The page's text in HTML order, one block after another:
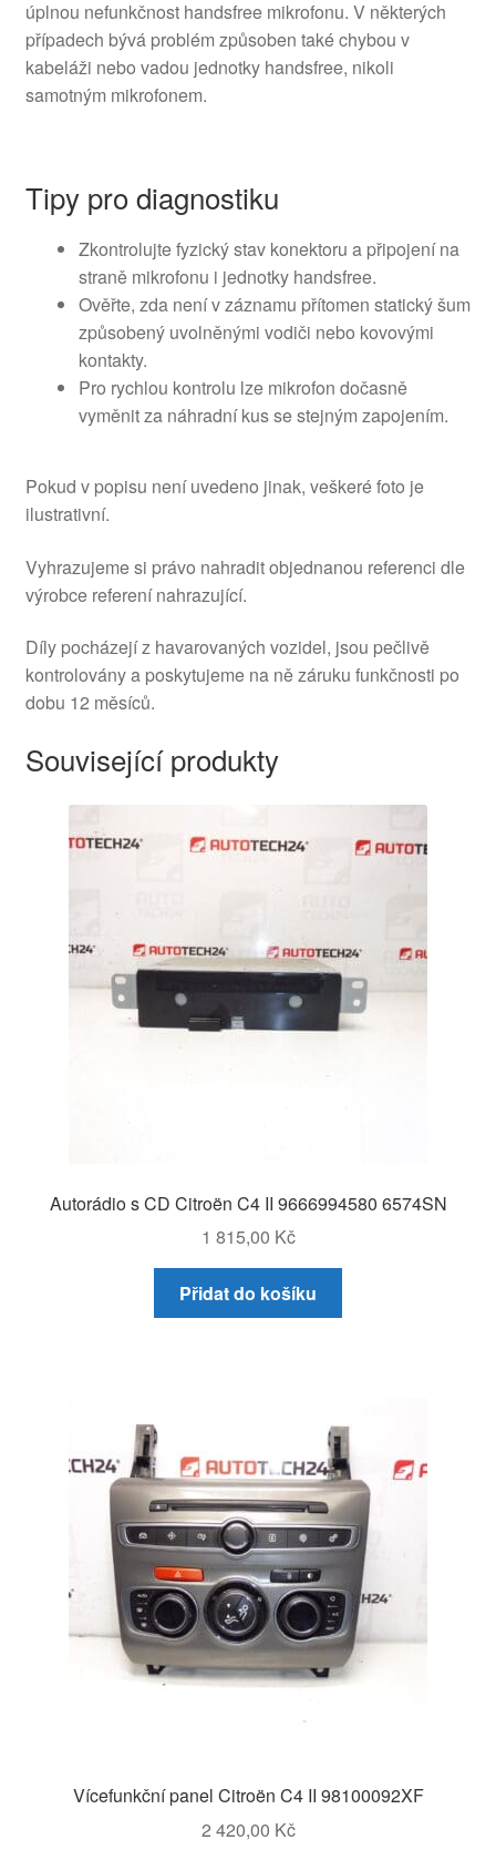
úplnou nefunkčnost handsfree mikrofonu. V některých
případech bývá problém způsoben také chybou v
kabeláži nebo vadou jednotky handsfree, nikoli
samotným mikrofonem.
Tipy pro diagnostiku
Zkontrolujte fyzický stav konektoru a připojení na
straně mikrofonu i jednotky handsfree.
Ověřte, zda není v záznamu přítomen statický šum
způsobený uvolněnými vodiči nebo kovovými
kontakty.
Pro rychlou kontrolu lze mikrofon dočasně
vyměnit za náhradní kus se stejným zapojením.
Pokud v popisu není uvedeno jinak, veškeré foto je
ilustrativní.
Vyhrazujeme si právo nahradit objednanou referenci dle
výrobce referení nahrazující.
Díly pocházejí z havarovaných vozidel, jsou pečlivě
kontrolovány a poskytujeme na ně záruku funkčnosti po
dobu 12 měsíců.
Související produkty
Autorádio s CD Citroën C4 II 9666994580 6574SN
1 815,00 Kč
Přidat do košíku
Vícefunkční panel Citroën C4 II 98100092XF
2 420,00 Kč